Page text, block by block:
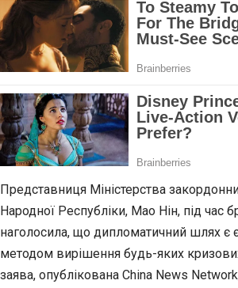
Представниця Міністерства
Народної Республіки, Мао Нін, під час
наголосила, що дипломатичний шлях є
методом вирішення будь-яких
заява, опублікована China News